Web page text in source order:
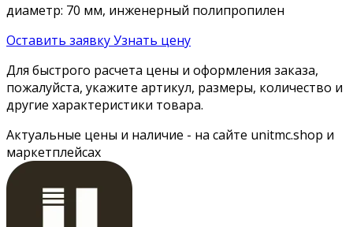
диаметр: 70 мм, инженерный полипропилен
Оставить заявкуУзнать цену
Для быстрого расчета цены и оформления заказа,
пожалуйста, укажите артикул, размеры, количество и
другие характеристики товара.
Актуальные цены и наличие - на сайте unitmc.shop и
маркетплейсах